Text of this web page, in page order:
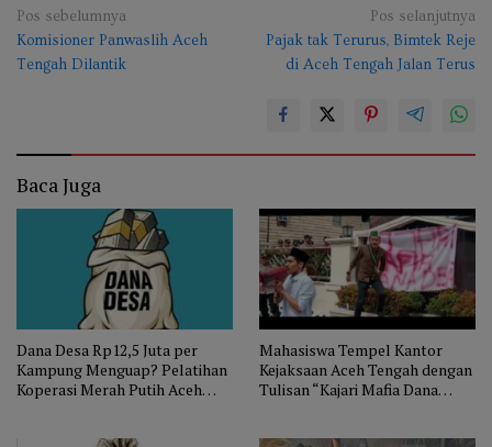
Navigasi
pos
Pos sebelumnya
Komisioner Panwaslih Aceh
Tengah Dilantik
Pos selanjutnya
Pajak tak Terurus, Bimtek Reje
di Aceh Tengah Jalan Terus
Baca Juga
Dana Desa Rp12,5 Juta per
Kampung Menguap? Pelatihan
Koperasi Merah Putih Aceh
Mahasiswa Tempel Kantor
Kejaksaan Aceh Tengah dengan
Tulisan “Kajari Mafia Dana